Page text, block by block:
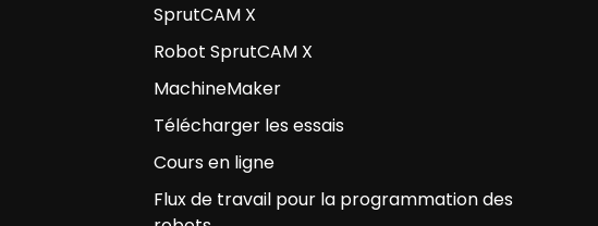
SprutCAM X
Robot SprutCAM X
MachineMaker
Télécharger les essais
Cours en ligne
Flux de travail pour la programmation des